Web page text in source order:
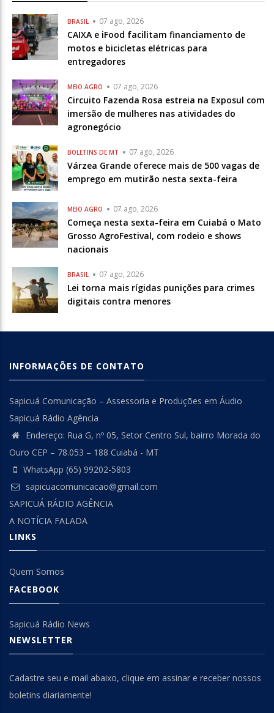
BRASIL 07 ago, 2026
CAIXA e iFood facilitam financiamento de
motos e bicicletas elétricas para
entregadores
MEIO AGRO 07 ago, 2026
Circuito Fazenda Rosa estreia na Exposul com
imersão de mulheres nas atividades do
agronegócio
BOLETINS DE MT 07 ago, 2026
Várzea Grande oferece mais de 500 vagas de
emprego em mutirão nesta sexta-feira
MEIO AGRO 07 ago, 2026
Começa nesta sexta-feira em Cuiabá o Mato
Grosso AgroFestival, com rodeio e shows
nacionais
BRASIL 07 ago, 2026
Lei torna mais rígidas punições para crimes
digitais contra menores
INFORMAÇÕES DE CONTATO
Sapicuá Comunicação – Assessoria e Produções em Áudio
Sapicuá Rádio Agência
Endereço: Rua G, nº 05, Setor Centro Sul, bairro Morada do
Ouro CEP – 78.053 – 188 Cuiabá - MT
WhatsApp (65) 99202-5803
sapicuacomunicacao@gmail.com
SAPICUÁ RÁDIO AGÊNCIA
A NOTÍCIA FALADA
LINKS
Quem Somos
FACEBOOK
Sapicuá Rádio News
NEWSLETTER
Cadastre seu e-mail abaixo, clique em assinar e receber nossos
boletins diariamente!